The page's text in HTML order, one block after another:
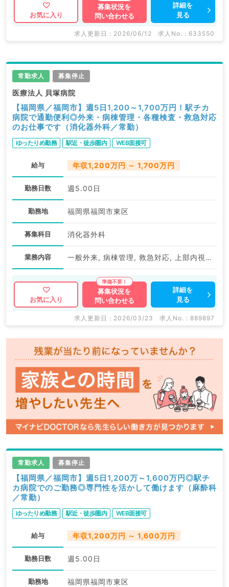
お気に入り
募集状況を
問い合わせる
詳細を
見る
求人更新日 : 2026/06/12 求人No. : 633550
常勤求人 募集停止
医療法人 貝塚病院
【福岡県／福岡市】週5日1,200～1,700万円！駅チカ
病院で通勤便利◎外来・病棟管理・各種検査・救急対応
のお仕事です（消化器外科／常勤）
ゆったりめ勤務 駅近・徒歩圏内 WEB面接可
給与 年収1,200万円 ～ 1,700万円
勤務日数 週5.00日
勤務地 福岡県福岡市東区
募集科目 消化器外科
業務内容 一般外来, 病棟管理, 救急対応, 上部内視鏡検査（ＧＦ）, 下部内視鏡検査（ＣＦ）
お気に入り
募集状況を
問い合わせる
詳細を
見る
求人更新日 : 2026/03/23 求人No. : 889897
常勤求人 募集停止
【福岡県／福岡市】週5日1,200万～1,600万円◎駅チ
カ病院でのご勤務◎専門性を活かして働けます（麻酔科
／常勤）
ゆったりめ勤務 駅近・徒歩圏内 WEB面接可
給与 年収1,200万円 ～ 1,600万円
勤務日数 週5.00日
勤務地 福岡県福岡市東区